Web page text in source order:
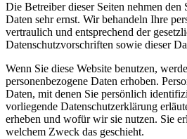
Die Betreiber dieser Seiten nehmen den
Daten sehr ernst. Wir behandeln Ihre
vertraulich und entsprechend der
Datenschutzvorschriften sowie dieser
Wenn Sie diese Website benutzen,
personenbezogene Daten erhoben.
Daten, mit denen Sie persönlich
vorliegende Datenschutzerklärung
erheben und wofür wir sie nutzen. Sie
welchem Zweck das geschieht.